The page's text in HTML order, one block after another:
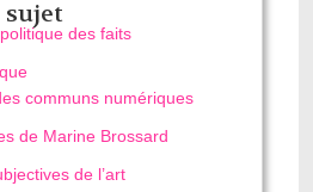
sujet
des faits
communs numériques
de Marine Brossard
de l’art